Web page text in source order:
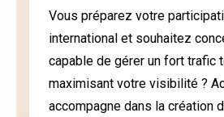
Vous préparez votre
international et souhaitez
capable de gérer un fort trafic
maximisant votre visibilité ?
accompagne dans la création